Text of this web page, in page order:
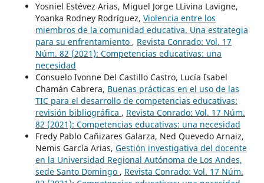
Yosniel Estévez Arias, Miguel Jorge LLivina Lavigne,
Yoanka Rodney Rodríguez, Violencia entre los
miembros de la comunidad educativa. Una estrategia
para su enfrentamiento , Revista Conrado: Vol. 17
Núm. 82 (2021): Competencias educativas: una
necesidad
Consuelo Ivonne Del Castillo Castro, Lucía Isabel
Chamán Cabrera, Buenas prácticas en el uso de las
TIC para el desarrollo de competencias educativas:
revisión bibliográfica , Revista Conrado: Vol. 17 Núm.
82 (2021): Competencias educativas: una necesidad
Fredy Pablo Cañizares Galarza, Ned Quevedo Arnaiz,
Nemis García Arias, Gestión investigativa del docente
en la Universidad Regional Autónoma de Los Andes,
sede Santo Domingo , Revista Conrado: Vol. 17 Núm.